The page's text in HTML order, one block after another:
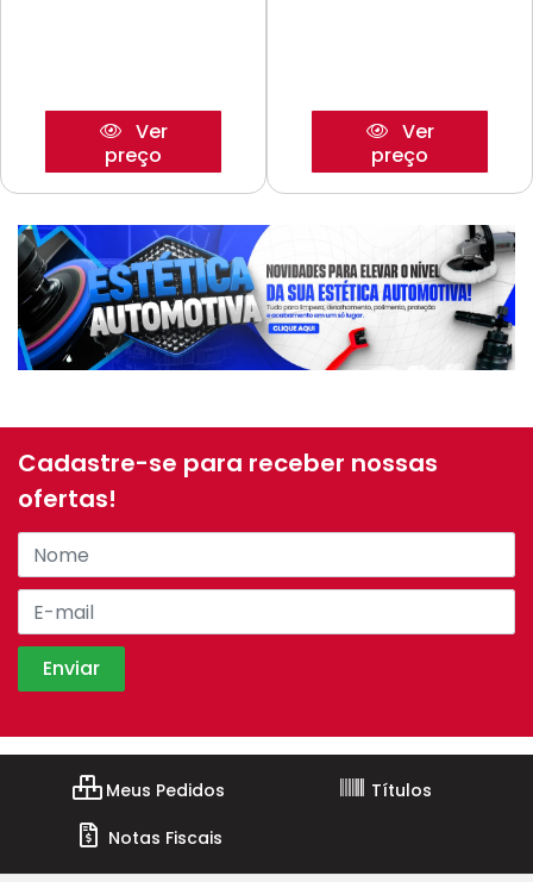
Ver
preço
Ver
preço
Cadastre-se para receber nossas
ofertas!
Meus Pedidos
Títulos
Notas Fiscais